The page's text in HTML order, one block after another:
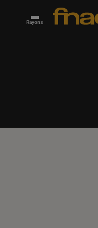
Rayons